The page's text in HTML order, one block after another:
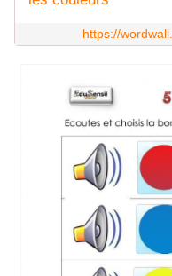
https://